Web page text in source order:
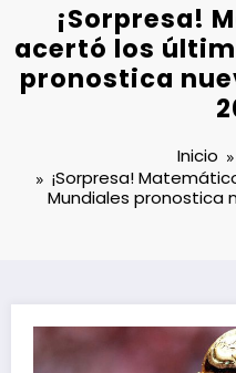
¡Sorpresa!
acertó los
pronostica
Inicio
¡Sorpresa!
Mundiales pronostica